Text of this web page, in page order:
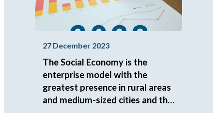
27 December 2023
The Social Economy is the
enterprise model with the
greatest presence in rural areas
and medium-sized cities and the